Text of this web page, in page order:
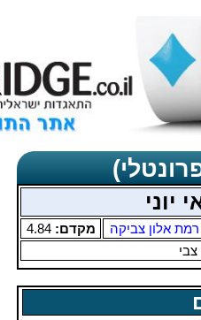
יוני
רמת אלון צביקה מקדם:4.84
צבי